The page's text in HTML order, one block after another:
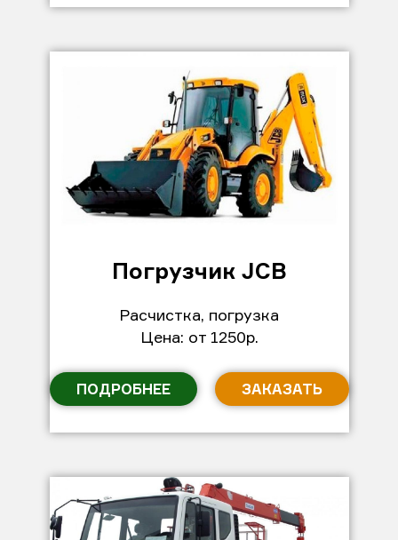
Погрузчик JCB
Расчистка, погрузка
Цена: от 1250р.
ПОДРОБНЕЕ ЗАКАЗАТЬ